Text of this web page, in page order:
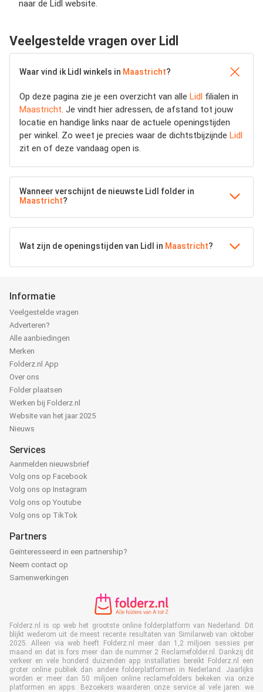
naar de Lidl website.
Veelgestelde vragen over Lidl
Waar vind ik Lidl winkels in Maastricht?
Op deze pagina zie je een overzicht van alle Lidl filialen in
Maastricht. Je vindt hier adressen, de afstand tot jouw
locatie en handige links naar de actuele openingstijden
per winkel. Zo weet je precies waar de dichtstbijzijnde Lidl
zit en of deze vandaag open is.
Wanneer verschijnt de nieuwste Lidl folder in
Maastricht?
Wat zijn de openingstijden van Lidl in Maastricht?
Informatie
Veelgestelde vragen
Adverteren?
Alle aanbiedingen
Merken
Folderz.nl App
Over ons
Folder plaatsen
Werken bij Folderz.nl
Website van het jaar 2025
Nieuws
Services
Aanmelden nieuwsbrief
Volg ons op Facebook
Volg ons op Instagram
Volg ons op Youtube
Volg ons op TikTok
Partners
Geïnteresseerd in een partnership?
Neem contact op
Samenwerkingen
Folderz.nl is op web het grootste online folderplatform van Nederland. Dit
blijkt wederom uit de meest recente resultaten van Similarweb van oktober
2025. Alleen via web heeft Folderz.nl meer dan 1,2 miljoen sessies per
maand en dat is fors meer dan de nummer 2 Reclamefolder.nl. Dankzij dit
verkeer en vele honderd duizenden app installaties bereikt Folderz.nl een
groter online publiek dan andere folderplatformen in Nederland. Jaarlijks
worden er meer dan 50 miljoen online reclamefolders bekeken via onze
platformen en apps. Bezoekers waarderen onze service al vele jaren: we